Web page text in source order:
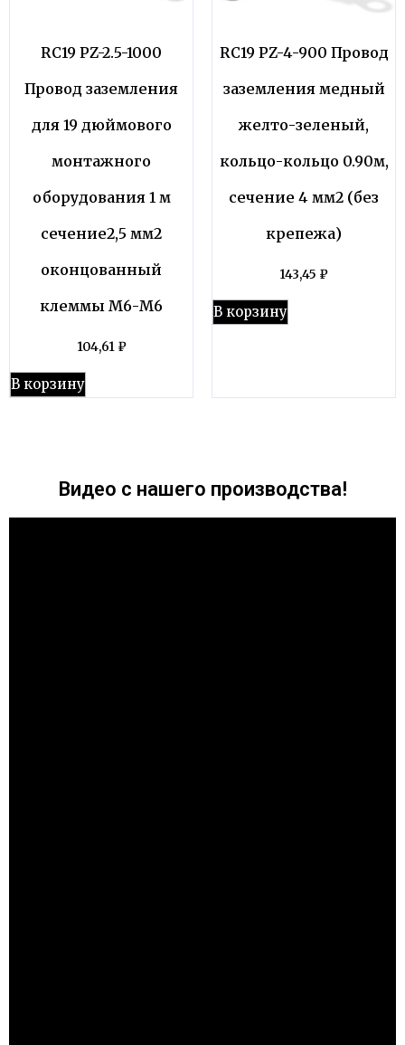
RC19 PZ-2.5-1000
Провод заземления
для 19 дюймового
монтажного
оборудования 1 м
сечение2,5 мм2
оконцованный
клеммы М6-М6
104,61 ₽
В корзину
RC19 PZ-4-900 Провод
заземления медный
желто-зеленый,
кольцо-кольцо 0.90м,
сечение 4 мм2 (без
крепежа)
143,45 ₽
В корзину
Видео с нашего производства!